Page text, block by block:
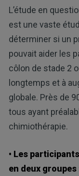
L’étude en
est une vaste
déterminer si un
pouvait aider les
côlon de stade 2
longtemps et à
globale. Près de
tous ayant
chimiothérapie.
• Les
en deux groupes